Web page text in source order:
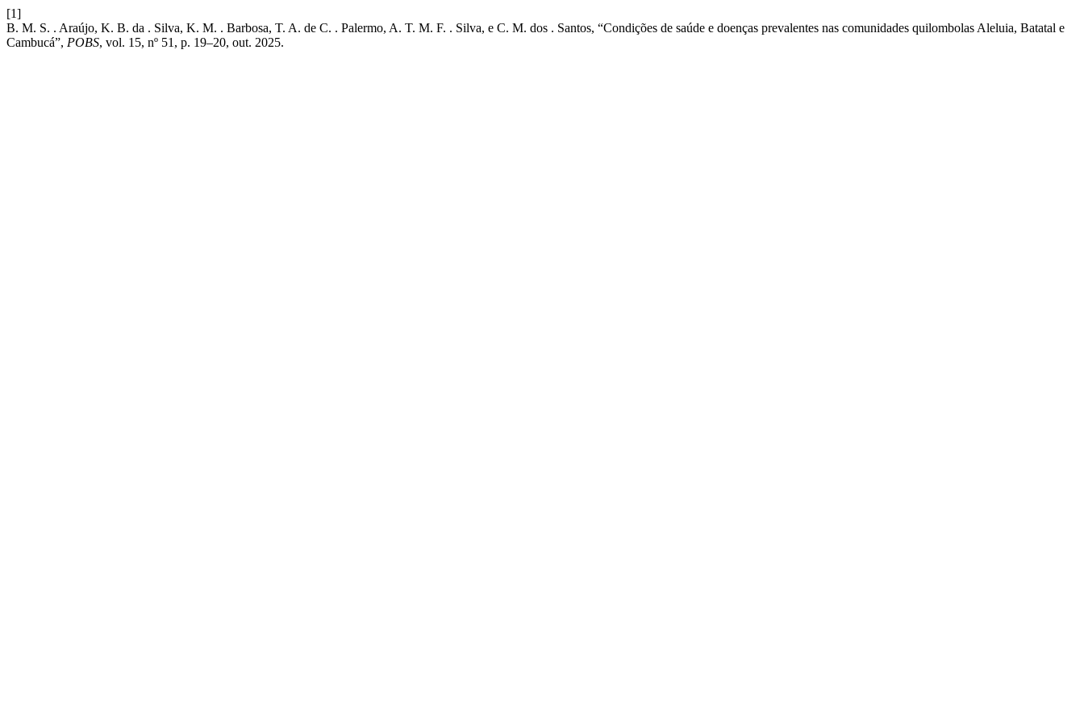
[1]
B. M. S. . Araújo, K. B. da . Silva, K. M. . Barbosa, T. A. de C. . Palermo, A. T. M. F. . Silva, e C. M. dos . Santos, “Condições de saúde e doenças prevalentes nas comunidades quilombolas Aleluia, Batatal e
Cambucá”, POBS, vol. 15, nº 51, p. 19–20, out. 2025.